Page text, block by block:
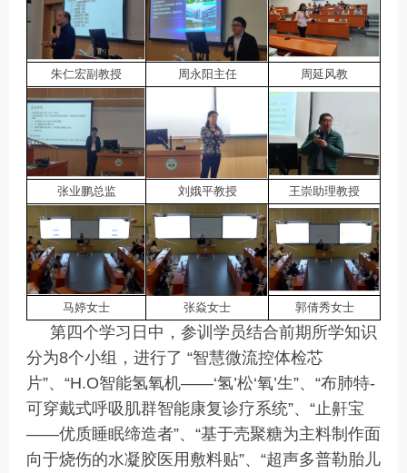
朱仁宏副教授 周永阳主任 周延风教
张业鹏总监 刘娥平教授 王崇助理教授
马婷女士 张焱女士 郭倩秀女士
第四个学习日中，参训学员结合前期所学知识
分为8个小组，进行了 “智慧微流控体检芯
片”、“H.O智能氢氧机——‘氢’松‘氧’生”、“布肺特-
可穿戴式呼吸肌群智能康复诊疗系统”、“止鼾宝
——优质睡眠缔造者”、“基于壳聚糖为主料制作面
向于烧伤的水凝胶医用敷料贴”、“超声多普勒胎儿